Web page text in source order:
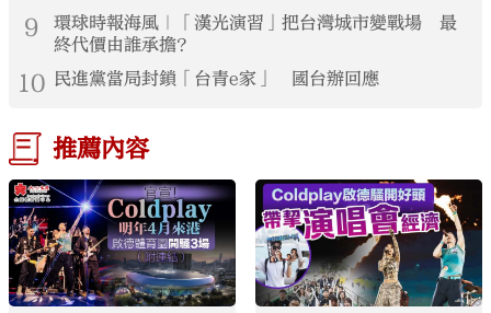
9
環球時報海風｜「漢光演習」把台灣城市變戰場 最
終代價由誰承擔？
10 民進黨當局封鎖「台青e家」 國台辦回應
推薦內容